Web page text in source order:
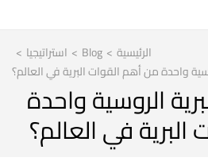
الرئيسية >
Blog
> استراتيجيا >
واحدة من أهم القوات البرية في العالم؟
الروسية واحدة
في العالم؟